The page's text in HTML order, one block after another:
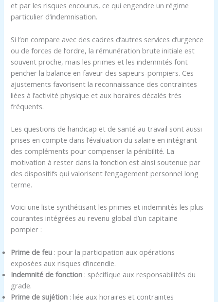
et par les risques encourus, ce qui engendre un régime
particulier d’indemnisation.
Si l’on compare avec des cadres d’autres services d’urgence
ou de forces de l’ordre, la rémunération brute initiale est
souvent proche, mais les primes et les indemnités font
pencher la balance en faveur des sapeurs-pompiers. Ces
ajustements favorisent la reconnaissance des contraintes
liées à l’activité physique et aux horaires décalés très
fréquents.
Les questions de handicap et de santé au travail sont aussi
prises en compte dans l’évaluation du salaire en intégrant
des compléments pour compenser la pénibilité. La
motivation à rester dans la fonction est ainsi soutenue par
des dispositifs qui valorisent l’engagement personnel long
terme.
Voici une liste synthétisant les primes et indemnités les plus
courantes intégrées au revenu global d’un capitaine
pompier :
Prime de feu : pour la participation aux opérations
exposées aux risques d’incendie.
Indemnité de fonction : spécifique aux responsabilités du
grade.
Prime de sujétion : liée aux horaires et contraintes